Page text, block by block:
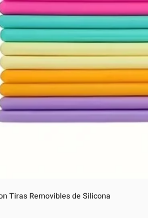
Tiras Removibles de Silicona